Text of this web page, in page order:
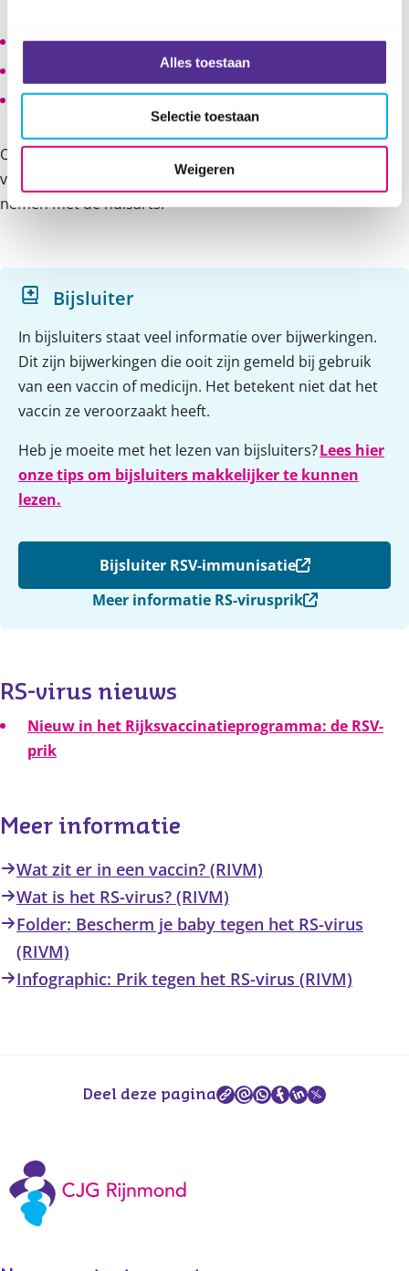
Alles toestaan
Selectie toestaan
Weigeren
pijn, roodheid en/of zwelling rond de prikplek;
koorts.
Omdat bijwerkingen van de RS-virusprik zo weinig
voorkomen, adviseren we om bij koorts contact op te
nemen met de huisarts.
Bijsluiter
In bijsluiters staat veel informatie over bijwerkingen.
Dit zijn bijwerkingen die ooit zijn gemeld bij gebruik
van een vaccin of medicijn. Het betekent niet dat het
vaccin ze veroorzaakt heeft.
Heb je moeite met het lezen van bijsluiters?Lees hier
onze tips om bijsluiters makkelijker te kunnen
lezen.
Bijsluiter RSV-immunisatie
Meer informatie RS-virusprik
RS-virus nieuws
Nieuw in het Rijksvaccinatieprogramma: de RSV-
prik
Meer informatie
Wat zit er in een vaccin? (RIVM)
Wat is het RS-virus? (RIVM)
Folder: Bescherm je baby tegen het RS-virus
(RIVM)
Infographic: Prik tegen het RS-virus (RIVM)
Deel deze pagina
Vaccinaties CJG Rijnmond